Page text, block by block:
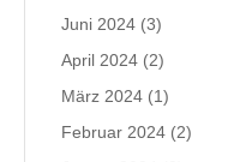
Juni 2024 (3)
April 2024 (2)
März 2024 (1)
Februar 2024 (2)